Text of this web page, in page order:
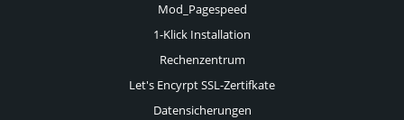
Mod_Pagespeed
1-Klick Installation
Rechenzentrum
Let's Encyrpt SSL-Zertifkate
Datensicherungen